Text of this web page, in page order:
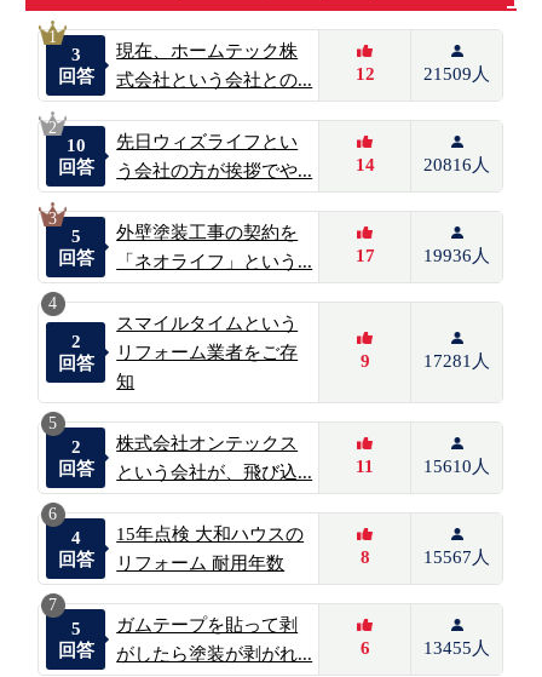
1
3
回答
現在、ホームテック株
式会社という会社との...
12 21509人
2
10
回答
先日ウィズライフとい
う会社の方が挨拶でや...
14 20816人
3
5
回答
外壁塗装工事の契約を
「ネオライフ」という...
17 19936人
4
2
回答
スマイルタイムという
リフォーム業者をご存
知
9 17281人
5
2
回答
株式会社オンテックス
という会社が、飛び込...
11 15610人
6
4
回答
15年点検 大和ハウスの
リフォーム 耐用年数
8 15567人
7
5
回答
ガムテープを貼って剥
がしたら塗装が剥がれ...
6 13455人